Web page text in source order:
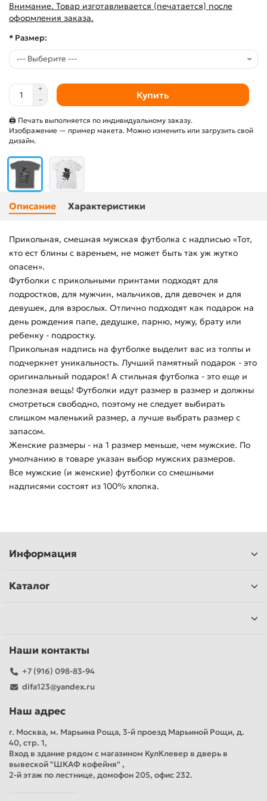
Внимание. Товар изготавливается (печатается) после
оформления заказа.
* Размер:
Купить
🖨 Печать выполняется по индивидуальному заказу.
Изображение — пример макета. Можно изменить или загрузить свой
дизайн.
Описание Характеристики
Прикольная, смешная мужская футболка с надписью «Тот,
кто ест блины с вареньем, не может быть так уж жутко
опасен».
Футболки с прикольными принтами подходят для
подростков, для мужчин, мальчиков, для девочек и для
девушек, для взрослых. Отлично подходят как подарок на
день рождения папе, дедушке, парню, мужу, брату или
ребенку - подростку.
Прикольная надпись на футболке выделит вас из толпы и
подчеркнет уникальность. Лучший памятный подарок - это
оригинальный подарок! А стильная футболка - это еще и
полезная вещь! Футболки идут размер в размер и должны
смотреться свободно, поэтому не следует выбирать
слишком маленький размер, а лучше выбрать размер с
запасом.
Женские размеры - на 1 размер меньше, чем мужские. По
умолчанию в товаре указан выбор мужских размеров.
Все мужские (и женские) футболки со смешными
надписями состоят из 100% хлопка.
Информация
Каталог
Наши контакты
+7 (916) 098-83-94
difa123@yandex.ru
Наш адрес
г. Москва, м. Марьина Роща, 3-й проезд Марьиной Рощи, д.
40, стр. 1,
Вход в здание рядом с магазином КулКлевер в дверь в
вывеской "ШКАФ кофейня" ,
2-й этаж по лестнице, домофон 205, офис 232.